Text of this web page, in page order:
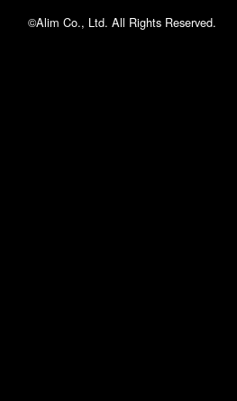
©Alim Co., Ltd. All Rights Reserved.